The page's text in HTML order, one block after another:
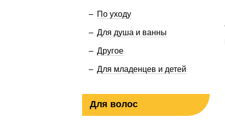
По уходу
Для душа и ванны
Другое
Для младенцев и детей
Для волос